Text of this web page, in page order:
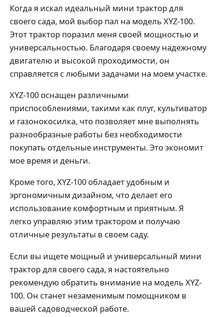
Когда я искал идеальный мини трактор для
своего сада, мой выбор пал на модель XYZ-100.
Этот трактор поразил меня своей мощностью и
универсальностью. Благодаря своему надежному
двигателю и высокой проходимости, он
справляется с любыми задачами на моем участке.
XYZ-100 оснащен различными
приспособлениями, такими как плуг, культиватор
и газонокосилка, что позволяет мне выполнять
разнообразные работы без необходимости
покупать отдельные инструменты. Это экономит
мое время и деньги.
Кроме того, XYZ-100 обладает удобным и
эргономичным дизайном, что делает его
использование комфортным и приятным. Я
легко управляю этим трактором и получаю
отличные результаты в своем саду.
Если вы ищете мощный и универсальный мини
трактор для своего сада, я настоятельно
рекомендую обратить внимание на модель XYZ-
100. Он станет незаменимым помощником в
вашей садоводческой работе.